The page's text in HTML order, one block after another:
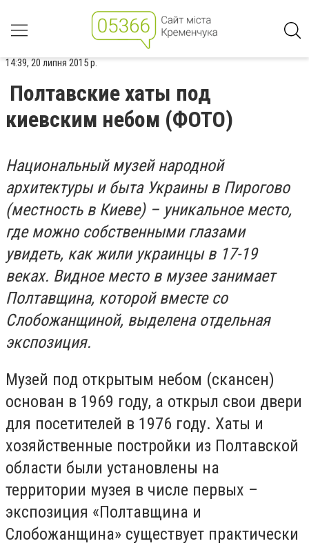
14:39, 20 липня 2015 р.
Полтавские хаты под
киевским небом (ФОТО)
Национальный музей народной
архитектуры и быта Украины в Пирогово
(местность в Киеве) – уникальное место,
где можно собственными глазами
увидеть, как жили украинцы в 17-19
веках. Видное место в музее занимает
Полтавщина, которой вместе со
Слобожанщиной, выделена отдельная
экспозиция.
Музей под открытым небом (скансен)
основан в 1969 году, а открыл свои двери
для посетителей в 1976 году. Хаты и
хозяйственные постройки из Полтавской
области были установлены на
территории музея в числе первых –
экспозиция «Полтавщина и
Слобожанщина» существует практически